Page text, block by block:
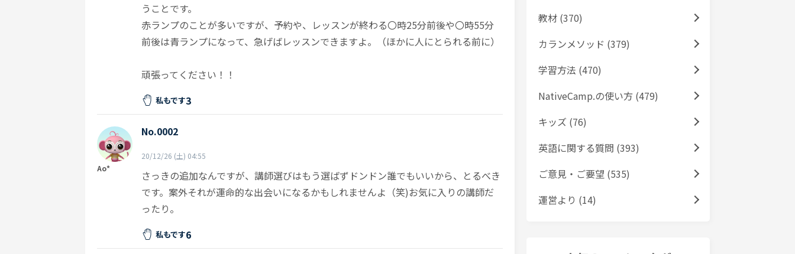
うことです。
赤ランプのことが多いですが、予約や、レッスンが終わる〇時25分前後や〇時55分
前後は青ランプになって、急げばレッスンできますよ。（ほかに人にとられる前に）
頑張ってください！！
私もです3
Ao*
No.0002
20/12/26 (土) 04:55
さっきの追加なんですが、講師選びはもう選ばずドンドン誰でもいいから、とるべき
です。案外それが運命的な出会いになるかもしれませんよ（笑)お気に入りの講師だ
ったり。
私もです6
教材 (370)
カランメソッド (379)
学習方法 (470)
NativeCamp.の使い方 (479)
キッズ (76)
英語に関する質問 (393)
ご意見・ご要望 (535)
運営より (14)